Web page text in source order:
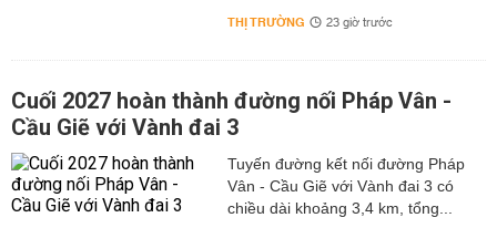
THỊ TRƯỜNG 23 giờ trước
Cuối 2027 hoàn thành đường nối Pháp Vân -
Cầu Giẽ với Vành đai 3
Tuyến đường kết nối đường Pháp
Vân - Cầu Giẽ với Vành đai 3 có
chiều dài khoảng 3,4 km, tổng...